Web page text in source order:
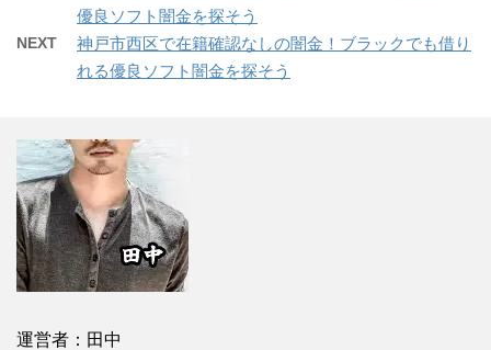
優良ソフト闇金を探そう
NEXT
神戸市西区で在籍確認なしの闇金！ブラックでも借り
れる優良ソフト闇金を探そう
運営者：田中